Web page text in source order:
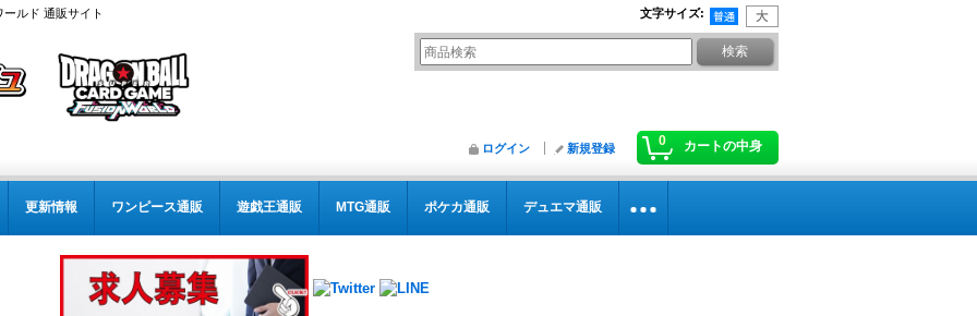
ルド 通販サイト 文字サイズ:
0 カートの中身
ログイン 新規登録
更新情報 ワンピース通販 遊戯王通販 MTG通販 ポケカ通販 デュエマ通販